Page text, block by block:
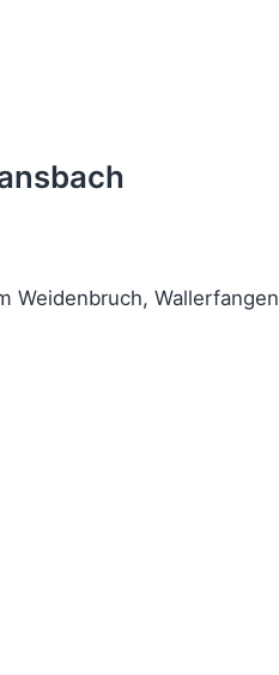
Weidenbruch, Wallerfangen